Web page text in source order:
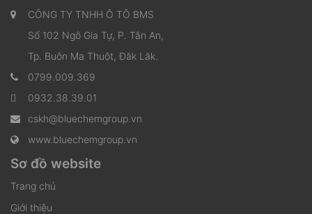
CÔNG TY TNHH Ô TÔ BMS
Số 102 Ngô Gia Tự, P. Tân An,
Tp. Buôn Ma Thuột, Đăk Lăk.
0799.009.369
0932.38.39.01
cskh@bluechemgroup.vn
www.bluechemgroup.vn
Sơ đồ website
Trang chủ
Giới thiệu